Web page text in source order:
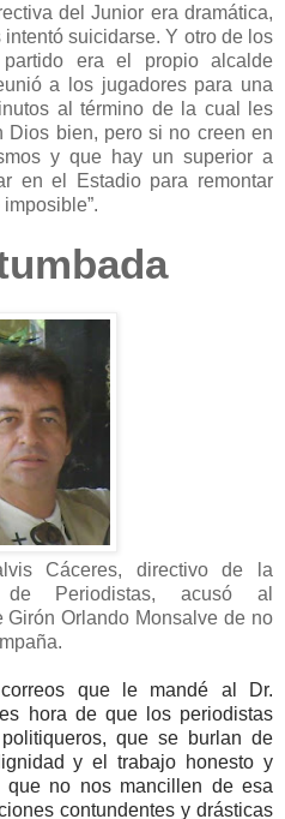
del Junior era dramática,
suicidarse. Y otro de los
era el propio alcalde
a los jugadores para una
al término de la cual les
Dios bien, pero si no creen en
y que hay un superior a
en el Estadio para remontar
Cáceres, directivo de la
de Periodistas, acusó al
Orlando Monsalve de no
que le mandé al Dr.
hora de que los periodistas
que se burlan de
y el trabajo honesto y
no nos mancillen de esa
contundentes y drásticas